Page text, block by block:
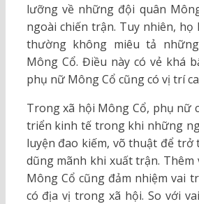
lưỡng về những đội quân
ngoài chiến trận. Tuy nhiên, họ
thường không miêu tả
Mông Cổ. Điều này có vẻ khá
phụ nữ Mông Cổ cũng có vị trí
Trong xã hội Mông Cổ, phụ nữ
triển kinh tế trong khi những
luyện đao kiếm, võ thuật để trở
dũng mãnh khi xuất trận. Thêm
Mông Cổ cũng đảm nhiệm vai
có địa vị trong xã hội. So với